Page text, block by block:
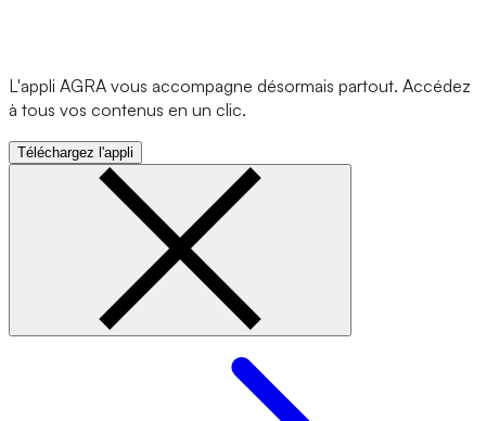
L'appli AGRA vous accompagne désormais partout. Accédez
à tous vos contenus en un clic.
Téléchargez l'appli